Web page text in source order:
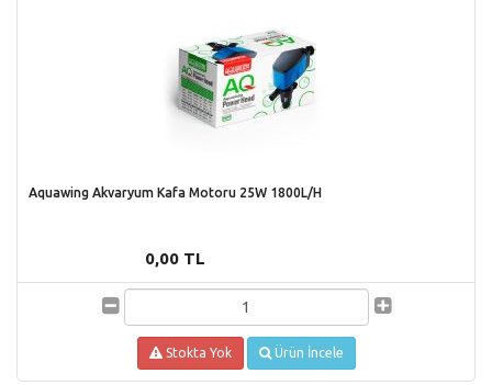
Aquawing Akvaryum Kafa Motoru 25W 1800L/H
0,00 TL
Stokta Yok Ürün İncele